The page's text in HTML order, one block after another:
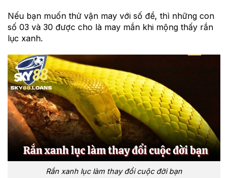
Nếu bạn muốn thử vận may với số đề, thì những con
số 03 và 30 được cho là may mắn khi mộng thấy rắn
lục xanh.
Rắn xanh lục làm thay đổi cuộc đời bạn